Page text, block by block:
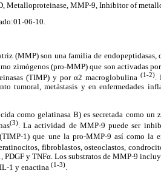
Metalloproteinase, MMP-9, Inhibitor of
06-10.
(MMP) son una familia de
zimógenos (pro-MMP) que son activadas
(TIMP) y por α2 macroglobulina (1-2).
tumoral, metástasis y en enfermedades
como gelatinasa B) es secretada como un
(3). La actividad de MMP-9 puede ser
1) que une la pro-MMP-9 así como la
fibroblastos, osteoclastos,
PDGF y TNFα. Los substratos de MMP-9
1 y enactina (1-3).